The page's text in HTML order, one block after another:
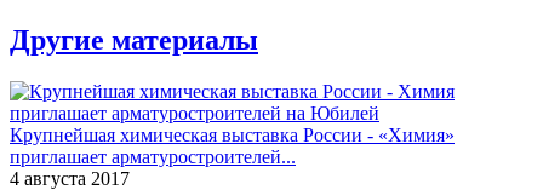
Другие материалы
Крупнейшая химическая выставка России - «Химия»
приглашает арматуростроителей...
4 августа 2017